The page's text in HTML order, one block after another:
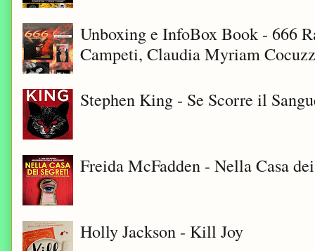
Unboxing e InfoBox Book - 666
Campeti, Claudia Myriam
Stephen King - Se Scorre il
Freida McFadden - Nella Casa
Holly Jackson - Kill Joy